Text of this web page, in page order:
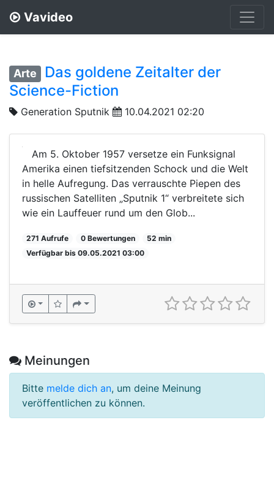
Vavideo
Arte
Das goldene Zeitalter der
Science-Fiction
Generation Sputnik 10.04.2021 02:20
Am 5. Oktober 1957 versetze ein Funksignal
Amerika einen tiefsitzenden Schock und die Welt
in helle Aufregung. Das verrauschte Piepen des
russischen Satelliten „Sputnik 1“ verbreitete sich
wie ein Lauffeuer rund um den Glob...
271 Aufrufe 0 Bewertungen
52 min
Verfügbar bis 09.05.2021 03:00
Meinungen
Bitte melde dich an, um deine Meinung
veröffentlichen zu können.